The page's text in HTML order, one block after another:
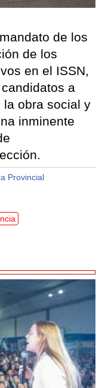
de los
de los
en el ISSN,
a
obra social y
inminente
Provincial